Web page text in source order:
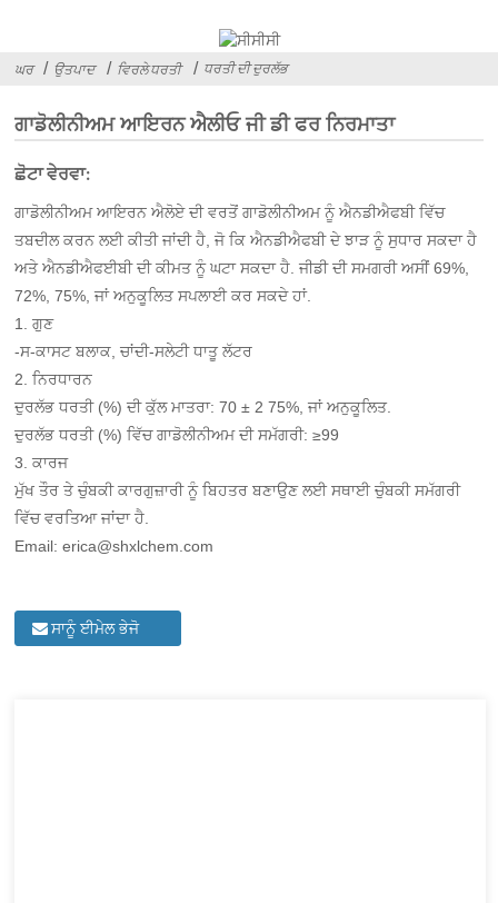
ਘਰ ਉਤਪਾਦ ਵਿਰਲੇ ਧਰਤੀ ਧਰਤੀ ਦੀ ਦੁਰਲੱਭ
ਗਾਡੋਲੀਨੀਅਮ ਆਇਰਨ ਐਲੀਓ ਜੀ ਡੀ ਫਰ ਨਿਰਮਾਤਾ
ਛੋਟਾ ਵੇਰਵਾ:
ਗਾਡੋਲੀਨੀਅਮ ਆਇਰਨ ਐਲੋਏ ਦੀ ਵਰਤੋਂ ਗਾਡੋਲੀਨੀਅਮ ਨੂੰ ਐਨਡੀਐਫਬੀ ਵਿੱਚ
ਤਬਦੀਲ ਕਰਨ ਲਈ ਕੀਤੀ ਜਾਂਦੀ ਹੈ, ਜੋ ਕਿ ਐਨਡੀਐਫਬੀ ਦੇ ਝਾੜ ਨੂੰ ਸੁਧਾਰ ਸਕਦਾ ਹੈ
ਅਤੇ ਐਨਡੀਐਫਈਬੀ ਦੀ ਕੀਮਤ ਨੂੰ ਘਟਾ ਸਕਦਾ ਹੈ. ਜੀਡੀ ਦੀ ਸਮਗਰੀ ਅਸੀਂ 69%,
72%, 75%, ਜਾਂ ਅਨੁਕੂਲਿਤ ਸਪਲਾਈ ਕਰ ਸਕਦੇ ਹਾਂ.
1. ਗੁਣ
-ਸ-ਕਾਸਟ ਬਲਾਕ, ਚਾਂਦੀ-ਸਲੇਟੀ ਧਾਤੂ ਲੱਟਰ
2. ਨਿਰਧਾਰਨ
ਦੁਰਲੱਭ ਧਰਤੀ (%) ਦੀ ਕੁੱਲ ਮਾਤਰਾ: 70 ± 2 75%, ਜਾਂ ਅਨੁਕੂਲਿਤ.
ਦੁਰਲੱਭ ਧਰਤੀ (%) ਵਿੱਚ ਗਾਡੋਲੀਨੀਅਮ ਦੀ ਸਮੱਗਰੀ: ≥99
3. ਕਾਰਜ
ਮੁੱਖ ਤੌਰ ਤੇ ਚੁੰਬਕੀ ਕਾਰਗੁਜ਼ਾਰੀ ਨੂੰ ਬਿਹਤਰ ਬਣਾਉਣ ਲਈ ਸਥਾਈ ਚੁੰਬਕੀ ਸਮੱਗਰੀ
ਵਿੱਚ ਵਰਤਿਆ ਜਾਂਦਾ ਹੈ.
Email: erica@shxlchem.com
ਸਾਨੂੰ ਈਮੇਲ ਭੇਜੋ